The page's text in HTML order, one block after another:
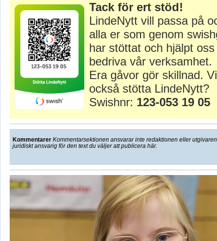
Tack för ert stöd!
LindeNytt vill passa på
alla er som genom
har stöttat och hjälpt
bedriva vår verksamhet.
Era gåvor gör skillnad.
också stötta LindeNytt?
Swishnr: 123-053 19 05
Kommentarer Kommentarsektionen ansvarar inte redaktionen eller
juridiskt ansvarig för den text du väljer att publicera här.